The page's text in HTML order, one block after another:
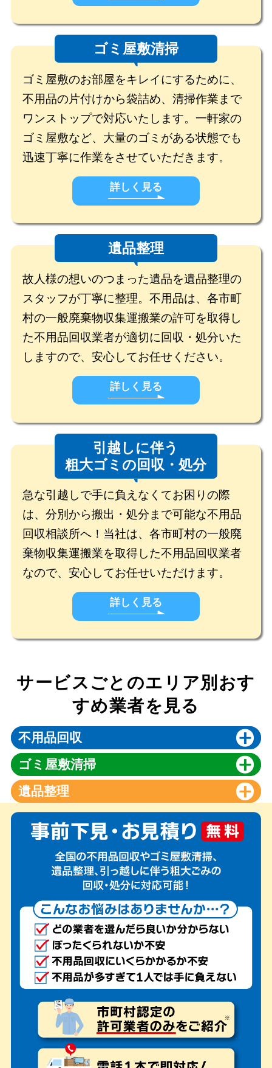
ゴミ屋敷清掃
ゴミ屋敷のお部屋をキレイにするために、
不用品の片付けから袋詰め、清掃作業まで
ワンストップで対応いたします。一軒家の
ゴミ屋敷など、大量のゴミがある状態でも
迅速丁寧に作業をさせていただきます。
詳しく見る
遺品整理
故人様の想いのつまった遺品を遺品整理の
スタッフが丁寧に整理。不用品は、各市町
村の一般廃棄物収集運搬業の許可を取得し
た不用品回収業者が適切に回収・処分いた
しますので、安心してお任せください。
詳しく見る
引越しに伴う
粗大ゴミの回収・処分
急な引越しで手に負えなくてお困りの際
は、分別から搬出・処分まで可能な不用品
回収相談所へ！当社は、各市町村の一般廃
棄物収集運搬業を取得した不用品回収業者
なので、安心してお任せいただけます。
詳しく見る
サービスごとのエリア別おす
すめ業者を見る
不用品回収
ゴミ屋敷清掃
遺品整理